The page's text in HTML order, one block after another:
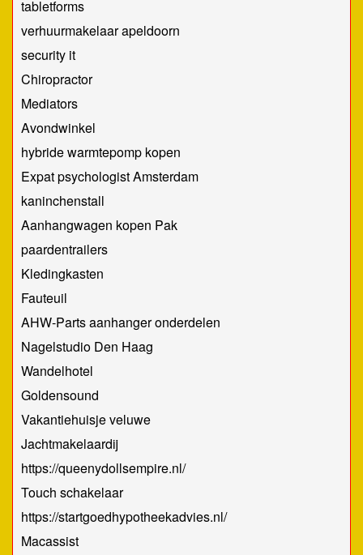
tabletforms
verhuurmakelaar apeldoorn
security it
Chiropractor
Mediators
Avondwinkel
hybride warmtepomp kopen
Expat psychologist Amsterdam
kaninchenstall
Aanhangwagen kopen Pak
paardentrailers
Kledingkasten
Fauteuil
AHW-Parts aanhanger onderdelen
Nagelstudio Den Haag
Wandelhotel
Goldensound
Vakantiehuisje veluwe
Jachtmakelaardij
https://queenydollsempire.nl/
Touch schakelaar
https://startgoedhypotheekadvies.nl/
Macassist